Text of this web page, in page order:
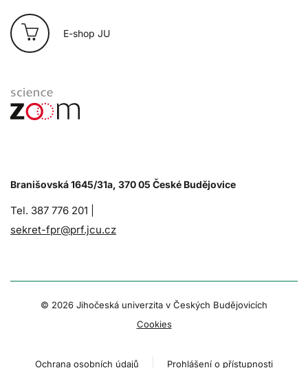
E-shop JU
Branišovská 1645/31a, 370 05 České Budějovice
Tel. 387 776 201 |
sekret-fpr@prf.jcu.cz
© 2026 Jihočeská univerzita v Českých Budějovicích
Cookies
Ochrana osobních údajů Prohlášení o přístupnosti